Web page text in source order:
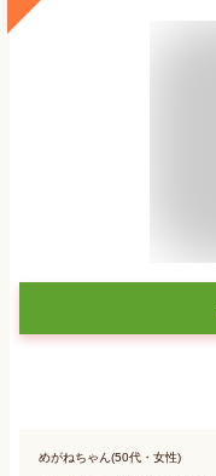
めがねちゃん(50代・女性)